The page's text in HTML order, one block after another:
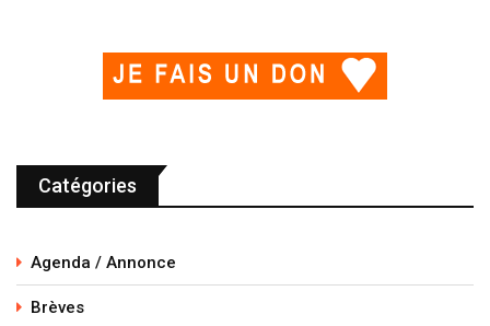
Catégories
Agenda / Annonce
Brèves